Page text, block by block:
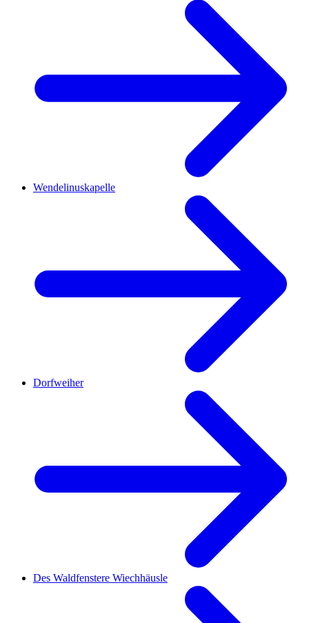
Wendelinuskapelle
Dorfweiher
Des Waldfenstere Wiechhäusle